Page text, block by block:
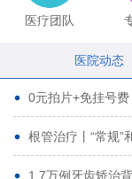
医疗团队
医院动态
0元拍片+免挂号
根管治疗丨“常规”
1.7万例牙齿矫治